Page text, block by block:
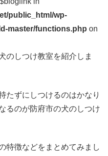
public_html/wp-
master/functions.php on
のしつけ教室を紹介しま
たずにしつけるのはかなり
るのが防府市の犬のしつけ
特徴などをまとめてみまし